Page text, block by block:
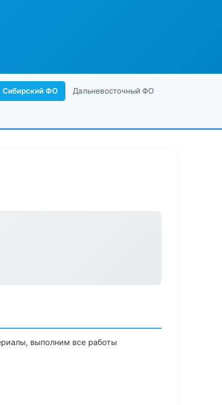
Сибирский ФО Дальневосточный ФО
выполним все работы